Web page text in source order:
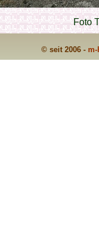
Foto
© seit 2006 -